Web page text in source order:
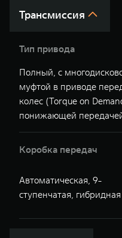
Трансмиссия
Тип привода
Полный, с
муфтой в приводе
колес (Torque on
понижающей
Коробка передач
Автоматическая, 9-
ступенчатая, гибридная